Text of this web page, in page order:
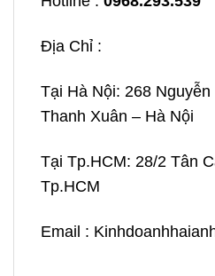
Địa Chỉ :
Tại Hà Nội: 268
Thanh Xuân – Hà Nội
Tại Tp.HCM: 28/2 Tân
Tp.HCM
Email :